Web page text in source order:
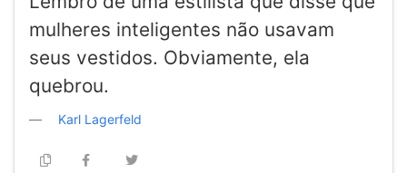
mulheres inteligentes não usavam
seus vestidos. Obviamente, ela
quebrou.
Karl Lagerfeld